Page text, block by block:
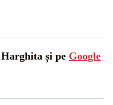
și pe Google